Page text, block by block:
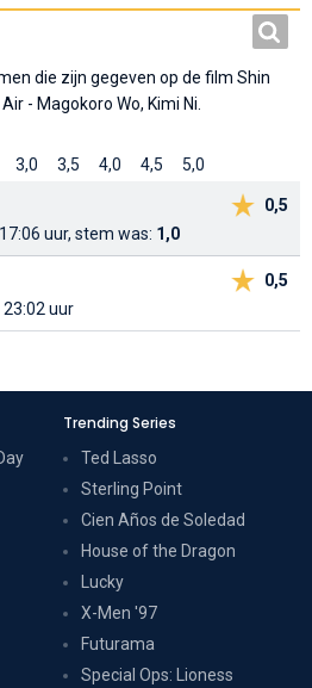
die zijn gegeven op de film Shin
- Magokoro Wo, Kimi Ni.
3,0 3,5 4,0 4,5 5,0
0,5
uur, stem was: 1,0
0,5
uur
Trending Series
Ted Lasso
Sterling Point
Cien Años de Soledad
House of the Dragon
Lucky
X-Men '97
Futurama
Special Ops: Lioness